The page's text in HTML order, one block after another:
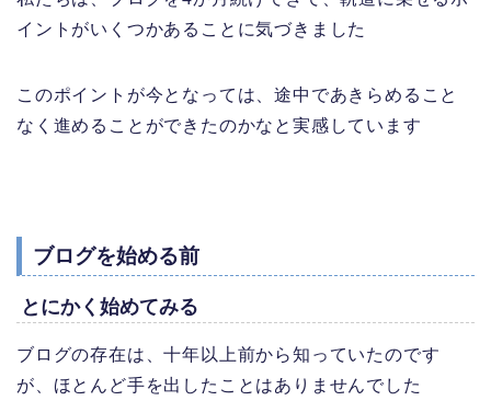
イントがいくつかあることに気づきました
このポイントが今となっては、途中であきらめること
なく進めることができたのかなと実感しています
ブログを始める前
とにかく始めてみる
ブログの存在は、十年以上前から知っていたのです
が、ほとんど手を出したことはありませんでした